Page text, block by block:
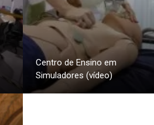
Centro de Ensino em
Simuladores (vídeo)